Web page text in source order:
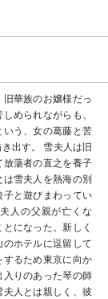
華族のお嬢様だっ
められながらも、
う、女の葛藤と苦
出す。 雪夫人は旧
蕩者の直之を養子
雪夫人を熱海の別
と遊びまわってい
人の父親が亡くな
になった。新しく
ホテルに逗留して
るため東京に向か
りのあった琴の師
人とは親しく、彼